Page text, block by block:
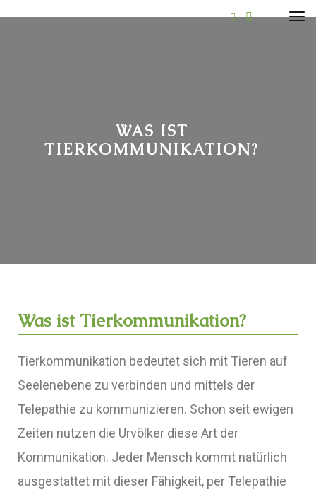
WAS IST
TIERKOMMUNIKATION?
Was ist Tierkommunikation?
Tierkommunikation bedeutet sich mit Tieren auf
Seelenebene zu verbinden und mittels der
Telepathie zu kommunizieren. Schon seit ewigen
Zeiten nutzen die Urvölker diese Art der
Kommunikation. Jeder Mensch kommt natürlich
ausgestattet mit dieser Fähigkeit, per Telepathie